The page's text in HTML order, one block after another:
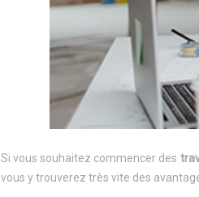
Si vous souhaitez commencer des
vous y trouverez très vite des